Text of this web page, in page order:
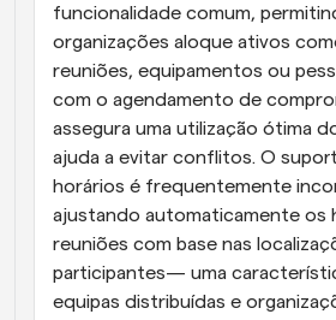
funcionalidade comum,
organizações aloque ativos
reuniões, equipamentos ou
com o agendamento de
assegura uma utilização ótima
ajuda a evitar conflitos. O
horários é frequentemente
ajustando automaticamente os
reuniões com base nas
participantes— uma
equipas distribuídas e